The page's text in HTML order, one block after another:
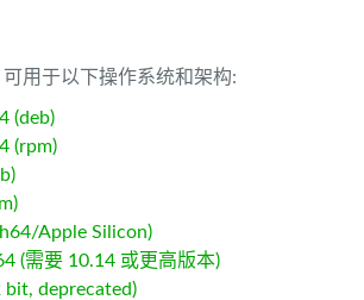
用于以下操作系统和架构:
(deb)
(rpm)
Apple Silicon)
(需要 10.14 或更高版本)
deprecated)